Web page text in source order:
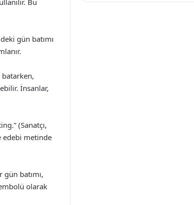
gün batımı
İnsanlar,
(Sanatçı,
edebi metinde
batımı,
olarak